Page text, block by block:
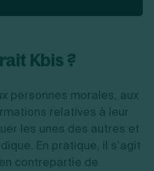
Kbis ?
personnes morales, aux
relatives à leur
les unes des autres et
En pratique, il s’agit
contrepartie de